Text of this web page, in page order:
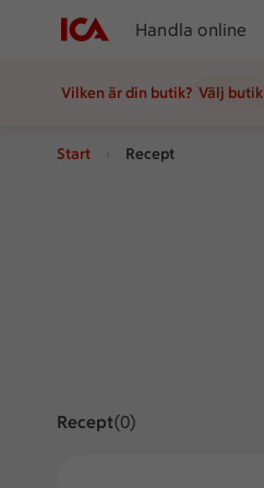
Handla online
Vilken är din butik? Välj butik
Start Recept
ReceptVisar 0 stycken
(0)